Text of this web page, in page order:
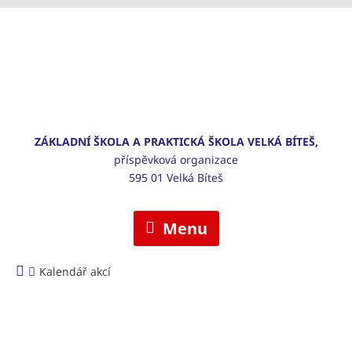
ZÁKLADNÍ ŠKOLA A PRAKTICKÁ ŠKOLA VELKÁ BÍTEŠ,
příspěvková organizace
595 01 Velká Bíteš
Menu
Kalendář akcí